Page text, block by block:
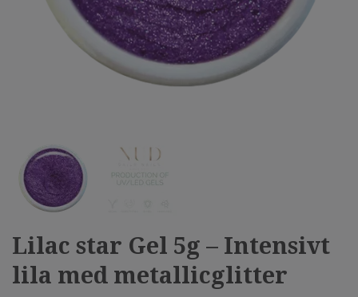
Lilac star Gel 5g – Intensivt
lila med metallicglitter